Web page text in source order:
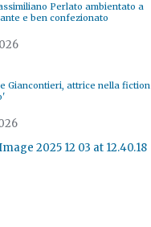
Perlato ambientato a
e ben confezionato
Giancontieri, attrice nella fiction